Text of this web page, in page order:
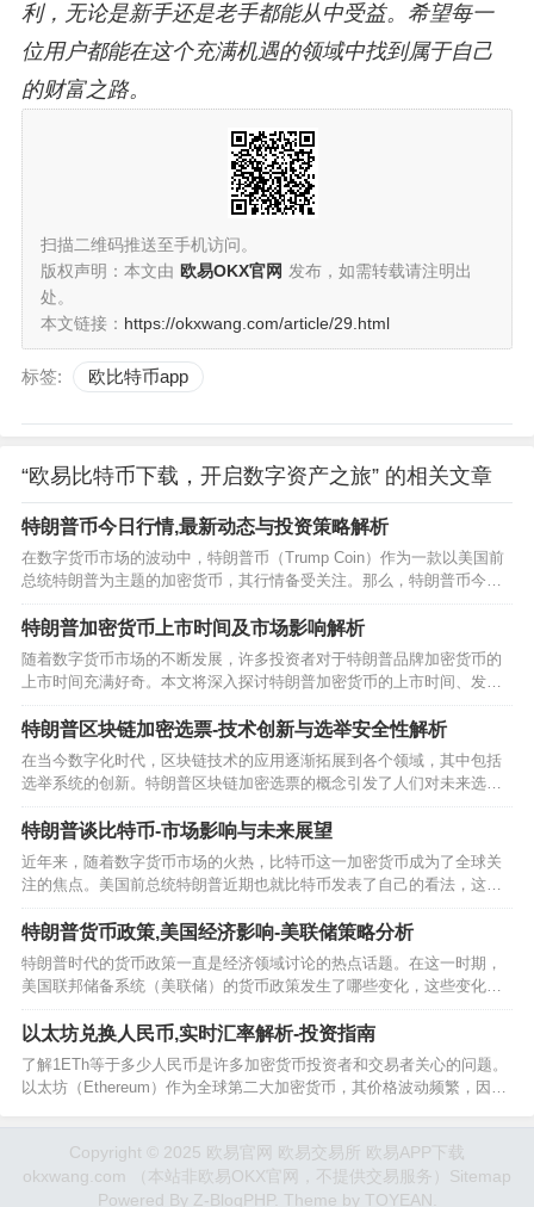
利，无论是新手还是老手都能从中受益。希望每一
位用户都能在这个充满机遇的领域中找到属于自己
的财富之路。
扫描二维码推送至手机访问。
版权声明：本文由 欧易OKX官网 发布，如需转载请注明出
处。
本文链接： https://okxwang.com/article/29.html
标签: 欧比特币app
“欧易比特币下载，开启数字资产之旅” 的相关文章
特朗普币今日行情,最新动态与投资策略解析
在数字货币市场的波动中，特朗普币（Trump Coin）作为一款以美国前
总统特朗普为主题的加密货币，其行情备受关注。那么，特朗普币今日
行情如何？本文将为您分析特朗普币的最新动态、影响因素以及投资建
议。…
特朗普加密货币上市时间及市场影响解析
随着数字货币市场的不断发展，许多投资者对于特朗普品牌加密货币的
上市时间充满好奇。本文将深入探讨特朗普加密货币的上市时间、发展
历程以及市场影响，帮助读者全面了解这一热门话题。…
特朗普区块链加密选票-技术创新与选举安全性解析
在当今数字化时代，区块链技术的应用逐渐拓展到各个领域，其中包括
选举系统的创新。特朗普区块链加密选票的概念引发了人们对未来选举
方式的热议，本文将深入探讨这一技术的可能性及其对选举安全性的影
响。…
特朗普谈比特币-市场影响与未来展望
近年来，随着数字货币市场的火热，比特币这一加密货币成为了全球关
注的焦点。美国前总统特朗普近期也就比特币发表了自己的看法，这一
言论引起了市场的广泛关注。本文将深入分析特朗普关于比特币的言
论，探讨其背后的含义及其对数字货币市场可能产生的影响。…
特朗普货币政策,美国经济影响-美联储策略分析
特朗普时代的货币政策一直是经济领域讨论的热点话题。在这一时期，
美国联邦储备系统（美联储）的货币政策发生了哪些变化，这些变化对
全球经济产生了怎样的影响，本文将深入探讨。…
以太坊兑换人民币,实时汇率解析-投资指南
了解1ETh等于多少人民币是许多加密货币投资者和交易者关心的问题。
以太坊（Ethereum）作为全球第二大加密货币，其价格波动频繁，因此
Copyright © 2025 欧易官网 欧易交易所 欧易APP下载
okxwang.com （本站非欧易OKX官网，不提供交易服务） Sitemap
Powered By Z-BlogPHP. Theme by TOYEAN